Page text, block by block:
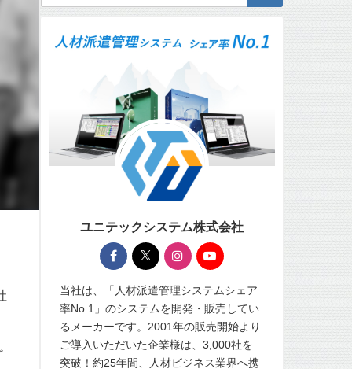
ユニテックシステム株式会社
当社は、「人材派遣管理システムシェア
率No.1」のシステムを開発・販売してい
るメーカーです。2001年の販売開始より
ご導入いただいた企業様は、3,000社を
突破！約25年間、人材ビジネス業界へ携